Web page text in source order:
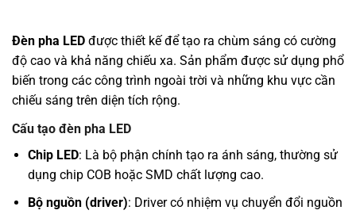
Đèn pha LED được thiết kế để tạo ra chùm sáng có cường
độ cao và khả năng chiếu xa. Sản phẩm được sử dụng phổ
biến trong các công trình ngoài trời và những khu vực cần
chiếu sáng trên diện tích rộng.
Cấu tạo đèn pha LED
Chip LED: Là bộ phận chính tạo ra ánh sáng, thường sử
dụng chip COB hoặc SMD chất lượng cao.
Bộ nguồn (driver): Driver có nhiệm vụ chuyển đổi nguồn